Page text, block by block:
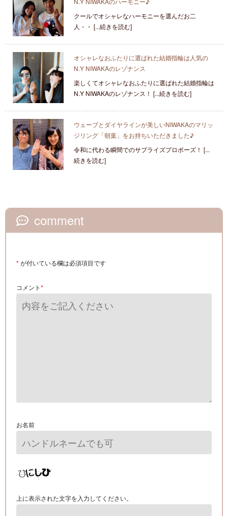
クールでオシャレなハーモニーを選んだお二
人・・ [...続きを読む]
オシャレなおふたりに選ばれた結婚指輪は人気の
N.Y NIWAKAのレゾナンス
楽しくてオシャレなおふたりに選ばれた結婚指輪は
N.Y NIWAKAのレゾナンス！ [...続きを読む]
ウェーブとダイヤラインが美しいNIWAKAのマリッ
ジリング「朝葉」をお持ちいただきました♪
令和に代わる瞬間でのサプライズプロポーズ！ [...
続きを読む]
comment
* が付いている欄は必須項目です
コメント*
お名前
上に表示された文字を入力してください。